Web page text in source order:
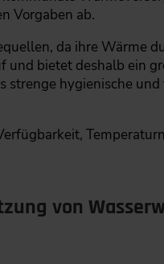
Vorgaben ab.
da ihre Wärme
bietet deshalb ein
strenge hygienische und
von